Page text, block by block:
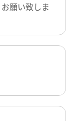
願い致しま